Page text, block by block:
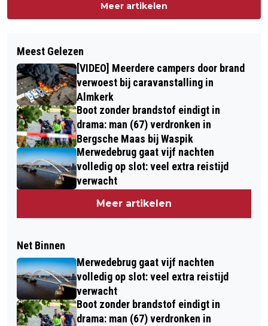
Meer artikelen
Meest Gelezen
[VIDEO] Meerdere campers door brand
verwoest bij caravanstalling in
Almkerk
Boot zonder brandstof eindigt in
drama: man (67) verdronken in
Bergsche Maas bij Waspik
Merwedebrug gaat vijf nachten
volledig op slot: veel extra reistijd
verwacht
Meer artikelen
Net Binnen
Merwedebrug gaat vijf nachten
volledig op slot: veel extra reistijd
verwacht
Boot zonder brandstof eindigt in
drama: man (67) verdronken in